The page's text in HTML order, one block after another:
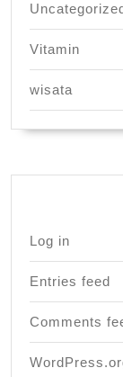
Vitamin
wisata
Log in
Entries feed
Comments